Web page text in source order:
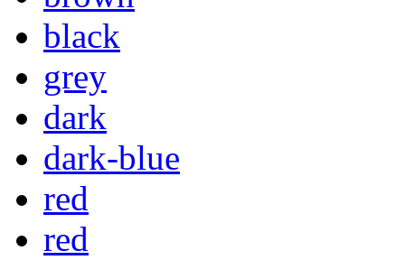
black
grey
dark
dark-blue
red
red